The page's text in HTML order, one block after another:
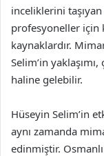
inceliklerini
profesyoneller için
kaynaklardır.
Selim’in
haline gelebilir.
Hüseyin Selim’in
aynı zamanda
edinmiştir.